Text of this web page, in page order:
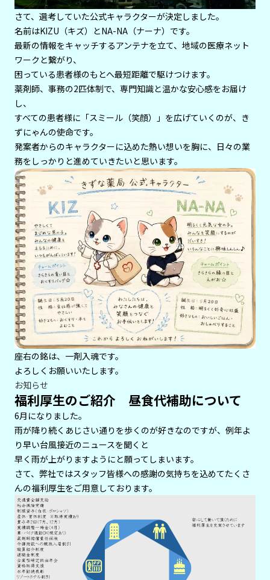
さて、選考していた公式キャラクターが決定しました。
名前はKIZU（キズ）とNA-NA（ナーナ）です。
最新の情報をキャッチするアンテナを立て、地域の医療ネット
ワークと繋がり、
困っている患者様のもとへ最短距離で駆けつけます。
薬剤師、事務の2匹体制で、専門知識と温かな安心感をお届け
し、
すべての患者様に「スミール（笑顔）」を広げていくのが、き
ずにゃんの使命です。
発案者からのキャラクターに込めた熱い想いを胸に、日々の業
務をしっかりと進めていきたいと思います。
座右の銘は、一剤入魂です。
よろしくお願いいたします。
お知らせ
福利厚生のご紹介 昼食代補助について
6月になりました。
雨が降り続くあじさい通りを歩くのが好きなのですが、例年よ
り早い台風接近のニュースを聞くと
早く雨が上がりますようにと願ってしまいます。
さて、弊社ではスタッフ皆様への感謝の気持ちを込めてたくさ
んの福利厚生をご用意しております。